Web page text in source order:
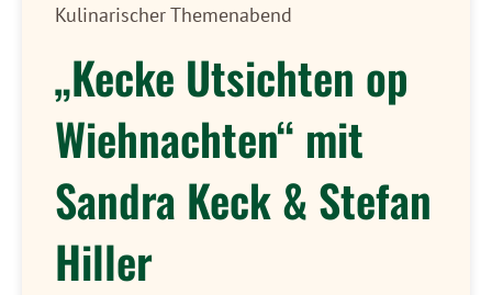
Kulinarischer Themenabend
„Kecke Utsichten op
Wiehnachten“ mit
Sandra Keck & Stefan
Hiller